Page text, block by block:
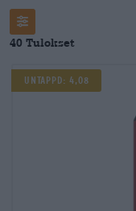
40 Tulokset
Untappd: 4,08